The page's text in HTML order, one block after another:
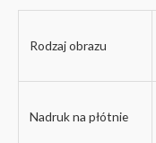
Rodzaj obrazu
Nadruk na płótnie